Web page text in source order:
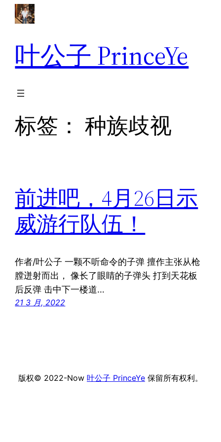
叶公子 PrinceYe
标签：种族歧视
前进吧，4月26日示
威游行队伍！
作者/叶公子 一颗不听命令的子弹 擅作主张从枪
膛迸射而出， 像长了眼睛的子弹头 打到天花板
后反弹 击中下一楼道…
21 3 月, 2022
版权© 2022-Now 叶公子 PrinceYe 保留所有权利。